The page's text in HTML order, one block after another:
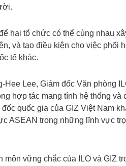
hai tổ chức có thể cùng nhau
và tạo điều kiện cho việc phối
tế khác.
Hee Lee, Giám đốc Văn phòng
hợp tác mang tính hệ thống và
quốc gia của GIZ Việt Nam
ASEAN trong những lĩnh vực
vững chắc của ILO và GIZ